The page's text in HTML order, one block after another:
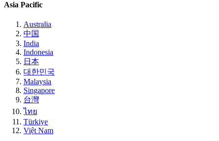
Asia Pacific
Australia
中国
India
Indonesia
日本
대한민국
Malaysia
Singapore
台灣
ไทย
Türkiye
Việt Nam